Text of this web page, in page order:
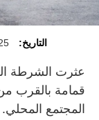
التاريخ: 25 نوفمبر
عثرت الشرطة
قمامة بالقرب
المجتمع المحلي.